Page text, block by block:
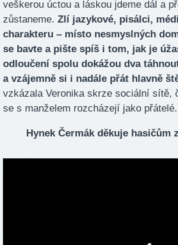
veškerou úctou a láskou jdeme dál a
zůstaneme. Zlí jazykové, pisálci,
charakteru – místo nesmyslných
se bavte a pište spíš i tom, jak je
odloučení spolu dokážou dva
a vzájemně si i nadále přát hlavně
vzkázala Veronika skrze sociální sítě,
se s manželem rozcházejí jako přátelé.
Hynek Čermák děkuje hasičům